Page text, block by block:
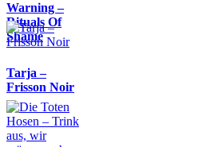
Warning –
Rituals Of
Shame
Tarja –
Frisson Noir